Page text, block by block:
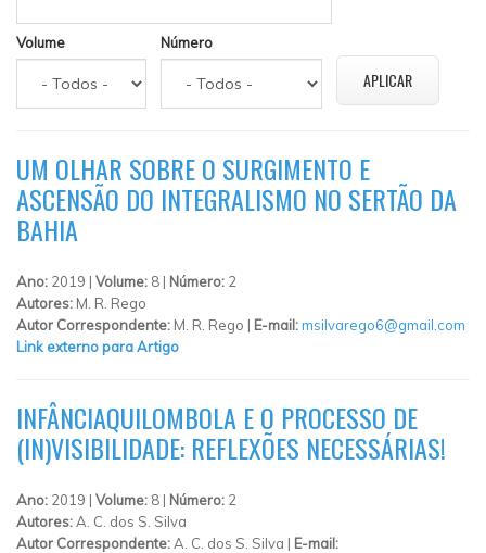
Volume Número
UM OLHAR SOBRE O SURGIMENTO E
ASCENSÃO DO INTEGRALISMO NO SERTÃO DA
BAHIA
Ano: 2019 | Volume: 8 | Número: 2
Autores: M. R. Rego
Autor Correspondente: M. R. Rego | E-mail:msilvarego6@gmail.com
Link externo para Artigo
INFÂNCIAQUILOMBOLA E O PROCESSO DE
(IN)VISIBILIDADE: REFLEXÕES NECESSÁRIAS!
Ano: 2019 | Volume: 8 | Número: 2
Autores:A. C. dos S. Silva
Autor Correspondente:A. C. dos S. Silva | E-mail: